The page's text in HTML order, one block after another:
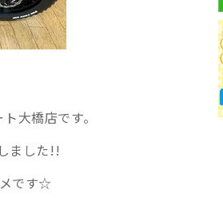
大橋店です。
ました!!
です☆